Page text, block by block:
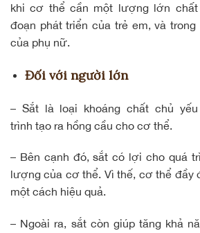
khi cơ thể cần một lượng lớn chất
đoạn phát triển của trẻ em, và
của phụ nữ.
Đối với người lớn
– Sắt là loại khoáng chất chủ
trình tạo ra hồng cầu cho cơ thể.
– Bên cạnh đó, sắt có lợi cho quá
lượng của cơ thể. Vì thế, cơ thể đầy
một cách hiệu quả.
– Ngoài ra, sắt còn giúp tăng khả